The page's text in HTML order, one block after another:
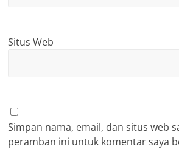
Situs Web
Simpan nama, email, dan situs web
peramban ini untuk komentar saya